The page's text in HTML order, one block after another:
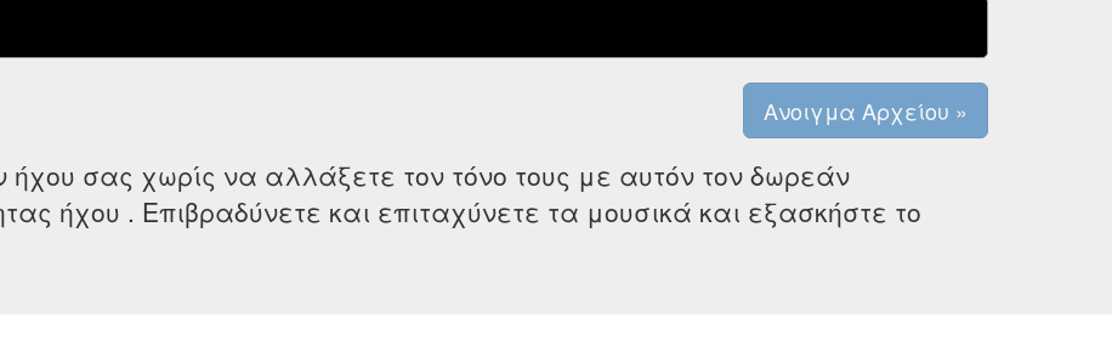
σας χωρίς να αλλάξετε τον τόνο τους με αυτόν τον δωρεάν
ήχου . Επιβραδύνετε και επιταχύνετε τα μουσικά και εξασκήστε το